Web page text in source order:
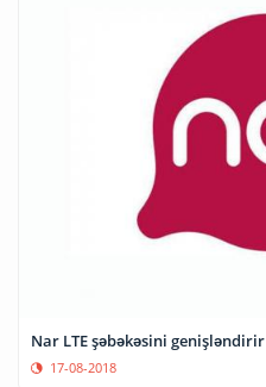
Nar LTE şəbəkəsini genişləndirir
17-08-2018